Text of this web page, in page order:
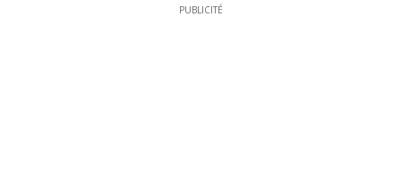
PUBLICITÉ